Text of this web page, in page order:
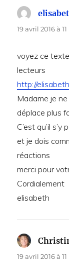
19 avril 2016 à
voyez ce
lecteurs
http://
Madame je
déplace plus
C’est qu’il
et je dois
réactions
merci pour
Cordialement
elisabeth
19 avril 2016 à